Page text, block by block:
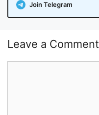
Join Telegram
Leave a Comment